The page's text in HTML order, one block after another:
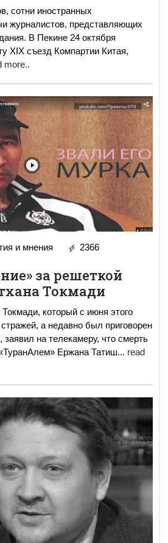
сотни иностранных
журналистов, представляющих
В Пекине 24 октября
XIX съезд Компартии Китая,
more..
и мнения
2366
за решеткой
Токмади
который с июня этого
а недавно был приговорен
на телекамеру, что смерть
Ержана Татиш... read